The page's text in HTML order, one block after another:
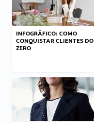
INFOGRÁFICO: COMO
CONQUISTAR CLIENTES DO
ZERO